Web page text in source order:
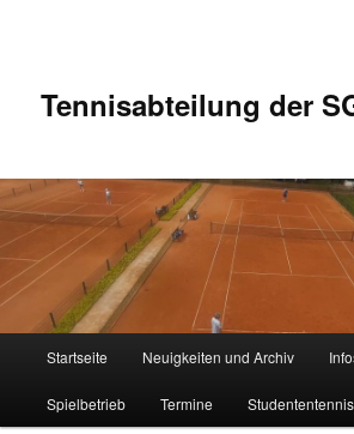
Tennisabteilung der
Startseite Neuigkeiten und Archiv
Spielbetrieb Termine Studententennis